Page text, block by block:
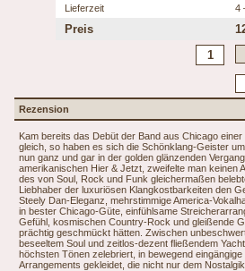
Lieferzeit
4
Preis
Rezension
Kam bereits das Debüt der Band aus Chicago
gleich, so haben es sich die Schönklang-Geister
nun ganz und gar in der golden glänzenden
amerikanischen Hier & Jetzt, zweifelte man keinen
des von Soul, Rock und Funk gleichermaßen
Liebhaber der luxuriösen Klangkostbarkeiten den
Steely Dan-Eleganz, mehrstimmige America-
in bester Chicago-Güte, einfühlsame
Gefühl, kosmischen Country-Rock und gleißende
prächtig geschmückt hätten. Zwischen
beseeltem Soul und zeitlos-dezent fließendem
höchsten Tönen zelebriert, in bewegend
Arrangements gekleidet, die nicht nur dem